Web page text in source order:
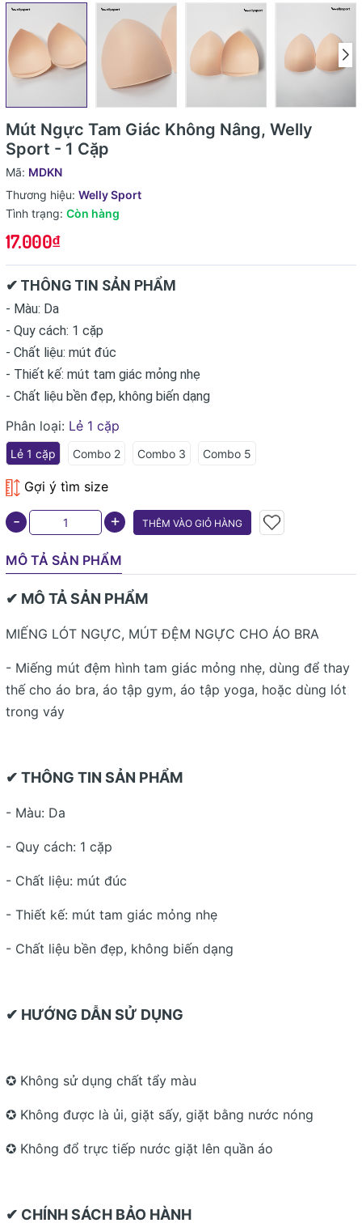
Mút Ngực Tam Giác Không Nâng, Welly
Sport - 1 Cặp
Mã: MDKN
Thương hiệu: Welly Sport
Tình trạng: Còn hàng
17.000₫
✔ THÔNG TIN SẢN PHẨM
- Màu: Da
- Quy cách: 1 cặp
- Chất liệu: mút đúc
- Thiết kế: mút tam giác mỏng nhẹ
- Chất liệu bền đẹp, không biến dạng
Phân loại: Lẻ 1 cặp
Lẻ 1 cặp Combo 2 Combo 3 Combo 5
Gợi ý tìm size
- + THÊM VÀO GIỎ HÀNG
MÔ TẢ SẢN PHẨM
✔ MÔ TẢ SẢN PHẨM
MIẾNG LÓT NGỰC, MÚT ĐỆM NGỰC CHO ÁO BRA
- Miếng mút đệm hình tam giác mỏng nhẹ, dùng để thay
thế cho áo bra, áo tập gym, áo tập yoga, hoặc dùng lót
trong váy
✔ THÔNG TIN SẢN PHẨM
- Màu: Da
- Quy cách: 1 cặp
- Chất liệu: mút đúc
- Thiết kế: mút tam giác mỏng nhẹ
- Chất liệu bền đẹp, không biến dạng
✔ HƯỚNG DẪN SỬ DỤNG
✪ Không sử dụng chất tẩy màu
✪ Không được là ủi, giặt sấy, giặt bằng nước nóng
✪ Không đổ trực tiếp nước giặt lên quần áo
✔ CHÍNH SÁCH BẢO HÀNH